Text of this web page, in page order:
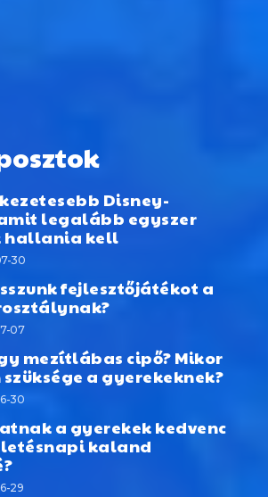
Disney-
legalább egyszer
hallania kell
30
fejlesztőjátékot a
07
mezítlábas cipő? Mikor
a gyerekeknek?
30
a gyerekek kedvenc
kaland
29